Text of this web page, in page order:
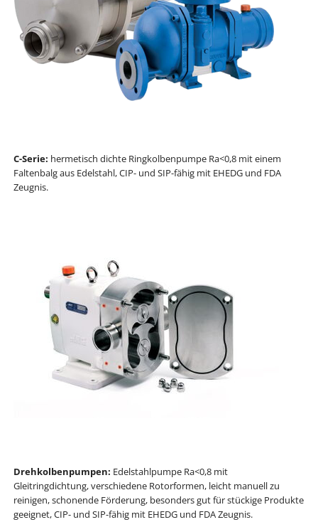
C-Serie: hermetisch dichte Ringkolbenpumpe Ra<0,8 mit einem
Faltenbalg aus Edelstahl, CIP- und SIP-fähig mit EHEDG und FDA
Zeugnis.
Drehkolbenpumpen: Edelstahlpumpe Ra<0,8 mit
Gleitringdichtung, verschiedene Rotorformen, leicht manuell zu
reinigen, schonende Förderung, besonders gut für stückige Produkte
geeignet, CIP- und SIP-fähig mit EHEDG und FDA Zeugnis.